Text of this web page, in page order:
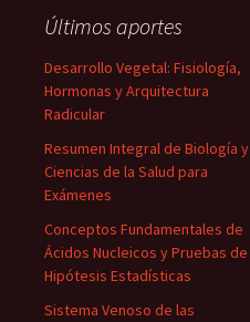
Últimos aportes
Desarrollo Vegetal: Fisiología,
Hormonas y Arquitectura
Radicular
Resumen Integral de Biología y
Ciencias de la Salud para
Exámenes
Conceptos Fundamentales de
Ácidos Nucleicos y Pruebas de
Hipótesis Estadísticas
Sistema Venoso de las